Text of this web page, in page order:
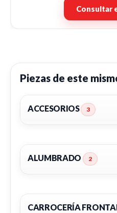
Consultar
Piezas de este
ACCESORIOS 3
ALUMBRADO 2
CARROCERÍA